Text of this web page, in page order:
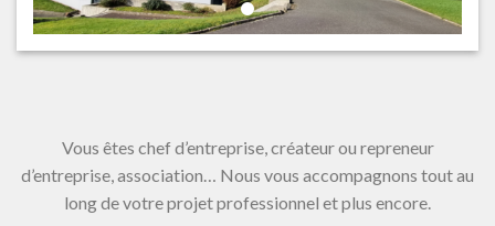
Vous êtes chef d’entreprise, créateur ou repreneur
d’entreprise, association… Nous vous accompagnons tout au
long de votre projet professionnel et plus encore.